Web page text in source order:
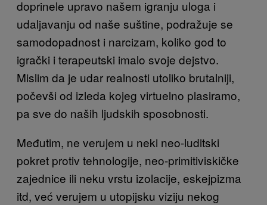
doprinele upravo našem igranju uloga i
udaljavanju od naše suštine, podražuje se
samodopadnost i narcizam, koliko god to
igrački i terapeutski imalo svoje dejstvo.
Mislim da je udar realnosti utoliko brutalniji,
počevši od izleda kojeg virtuelno plasiramo,
pa sve do naših ljudskih sposobnosti.
Međutim, ne verujem u neki neo-luditski
pokret protiv tehnologije, neo-primitiviskičke
zajednice ili neku vrstu izolacije, eskejpizma
itd, već verujem u utopijsku viziju nekog